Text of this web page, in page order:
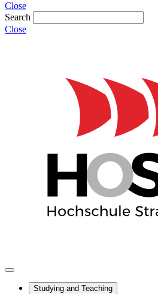
Close
Search
Close
Studying and Teaching